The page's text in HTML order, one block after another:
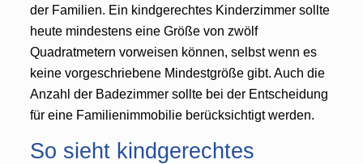
der Familien. Ein kindgerechtes Kinderzimmer sollte
heute mindestens eine Größe von zwölf
Quadratmetern vorweisen können, selbst wenn es
keine vorgeschriebene Mindestgröße gibt. Auch die
Anzahl der Badezimmer sollte bei der Entscheidung
für eine Familienimmobilie berücksichtigt werden.
So sieht kindgerechtes